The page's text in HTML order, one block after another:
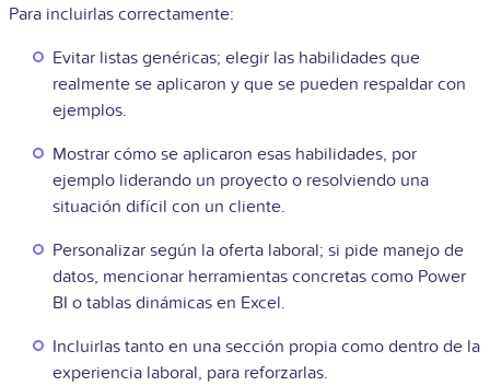
Para incluirlas correctamente:
Evitar listas genéricas; elegir las habilidades que
realmente se aplicaron y que se pueden respaldar con
ejemplos.
Mostrar cómo se aplicaron esas habilidades, por
ejemplo liderando un proyecto o resolviendo una
situación difícil con un cliente.
Personalizar según la oferta laboral; si pide manejo de
datos, mencionar herramientas concretas como Power
BI o tablas dinámicas en Excel.
Incluirlas tanto en una sección propia como dentro de la
experiencia laboral, para reforzarlas.